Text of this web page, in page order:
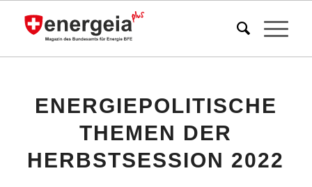
ENERGIEPOLITISCHE
THEMEN DER
HERBSTSESSION 2022